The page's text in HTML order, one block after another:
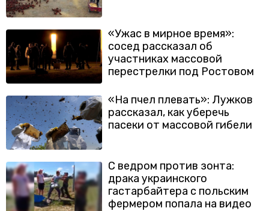
«Ужас в мирное время»:
сосед рассказал об
участниках массовой
перестрелки под Ростовом
«На пчел плевать»: Лужков
рассказал, как уберечь
пасеки от массовой гибели
С ведром против зонта:
драка украинского
гастарбайтера с польским
фермером попала на видео